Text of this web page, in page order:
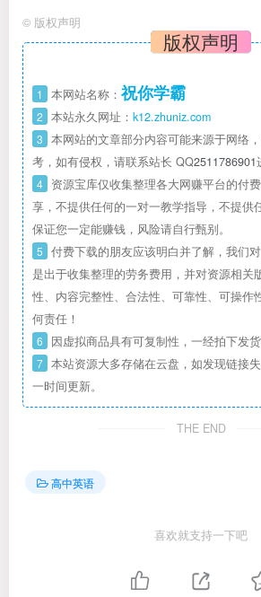
© 版权声明
版权声明
1 本网站名称： 祝你学霸
2 本站永久网址： k12.zhuniz.com
3 本网站的文章部分内容可能来源于网络
考，如有侵权，请联系站长 QQ2511786901
4 资源宝库仅收集整理各大网赚平台的付
享，不提供任何的一对一教学指导，不提供
保证您一定能赚钱，风险请自行甄别。
5 付费下载的朋友应该明白并了解，我们
是出于收集整理的劳务费用，并对资源相关
性、内容完整性、合法性、可靠性、可操作
何责任！
6 因虚拟商品具有可复制性，一经拍下发货
7 本站资源大多存储在云盘，如发现链接
一时间更新。
THE END
高中英语
喜欢就支持一下吧